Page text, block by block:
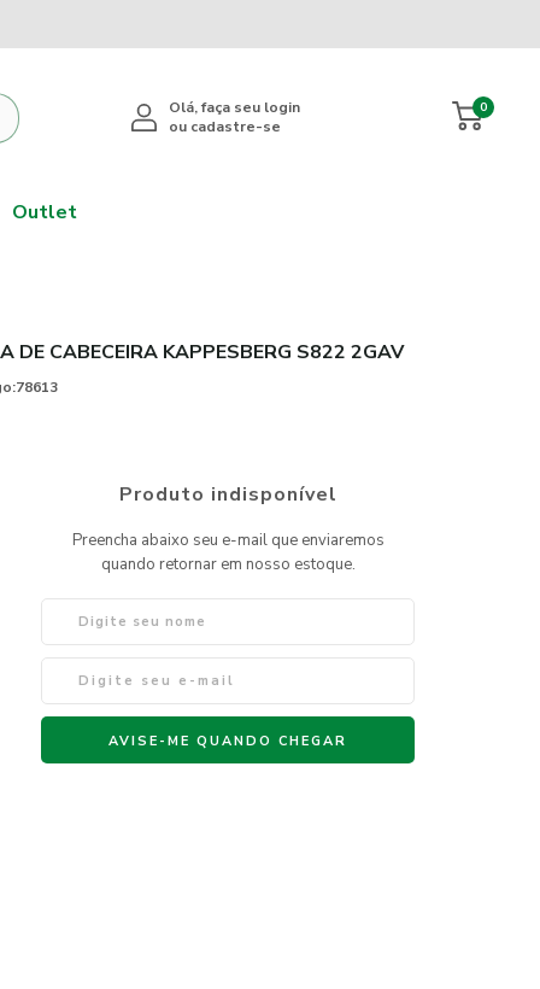
0
Outlet
DE CABECEIRA KAPPESBERG S822 2GAV
78613